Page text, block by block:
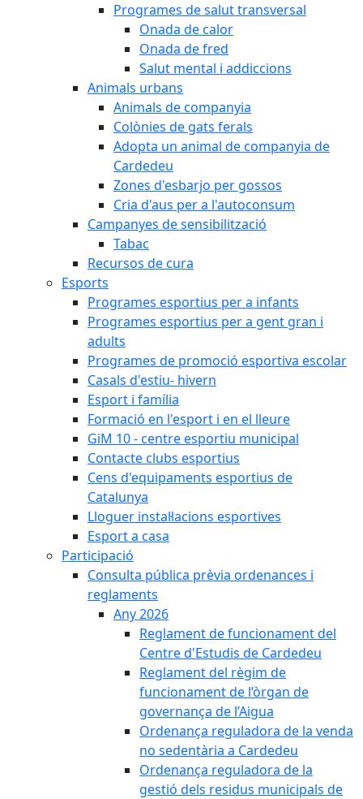
Programes de salut transversal
Onada de calor
Onada de fred
Salut mental i addiccions
Animals urbans
Animals de companyia
Colònies de gats ferals
Adopta un animal de companyia de
Cardedeu
Zones d'esbarjo per gossos
Cria d'aus per a l'autoconsum
Campanyes de sensibilització
Tabac
Recursos de cura
Esports
Programes esportius per a infants
Programes esportius per a gent gran i
adults
Programes de promoció esportiva escolar
Casals d'estiu- hivern
Esport i família
Formació en l'esport i en el lleure
GiM 10 - centre esportiu municipal
Contacte clubs esportius
Cens d'equipaments esportius de
Catalunya
Lloguer instal·lacions esportives
Esport a casa
Participació
Consulta pública prèvia ordenances i
reglaments
Any 2026
Reglament de funcionament del
Centre d'Estudis de Cardedeu
Reglament del règim de
funcionament de l’òrgan de
governança de l’Aigua
Ordenança reguladora de la venda
no sedentària a Cardedeu
Ordenança reguladora de la
gestió dels residus municipals de